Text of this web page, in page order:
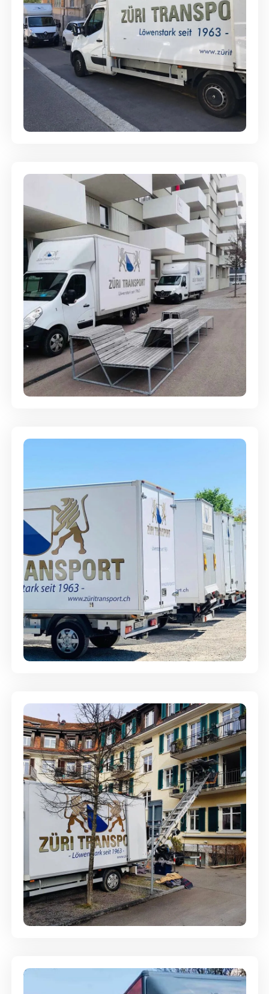
Full-Service - Für Privatumzüge
Umzugsreinigung - mit
Abgabegarantie
Möbellagerung - Alles sicher
aufbewahrt
Entsorgung & Räumung